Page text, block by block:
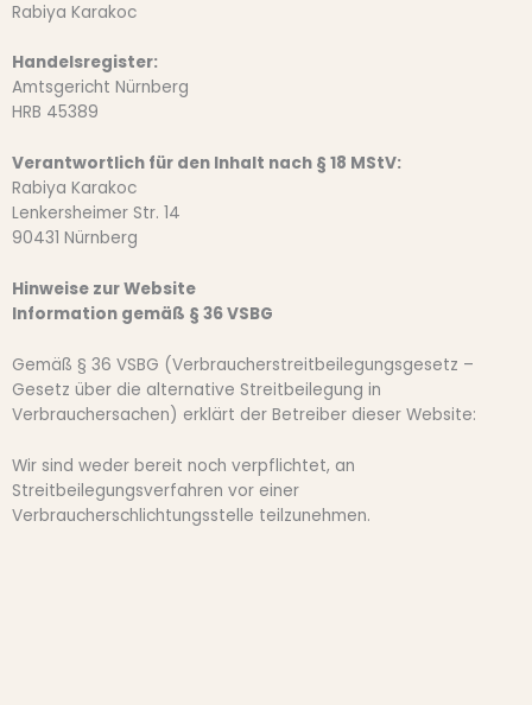
Rabiya Karakoc
Handelsregister:
Amtsgericht Nürnberg
HRB 45389
Verantwortlich für den Inhalt nach § 18 MStV:
Rabiya Karakoc
Lenkersheimer Str. 14
90431 Nürnberg
Hinweise zur Website
Information gemäß § 36 VSBG
Gemäß § 36 VSBG (Verbraucherstreitbeilegungsgesetz –
Gesetz über die alternative Streitbeilegung in
Verbrauchersachen) erklärt der Betreiber dieser Website:
Wir sind weder bereit noch verpflichtet, an
Streitbeilegungsverfahren vor einer
Verbraucherschlichtungsstelle teilzunehmen.